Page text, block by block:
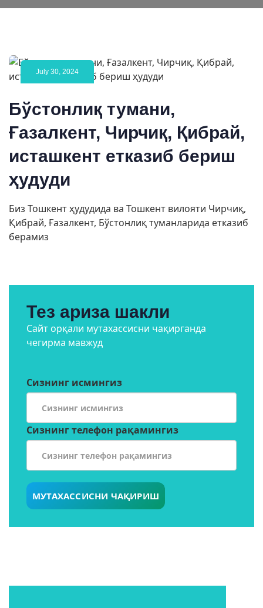
July 30, 2024
Бўстонлиқ тумани,
Ғазалкент, Чирчиқ, Қибрай,
исташкент етказиб бериш
ҳудуди
Биз Тошкент ҳудудида ва Тошкент вилояти Чирчиқ,
Қибрай, Ғазалкент, Бўстонлиқ туманларида етказиб
берамиз
Тез ариза шакли
Сайт орқали мутахассисни чақирганда
чегирма мавжуд
Сизнинг исмингиз
Сизнинг телефон рақамингиз
МУТАХАССИСНИ ЧАҚИРИШ